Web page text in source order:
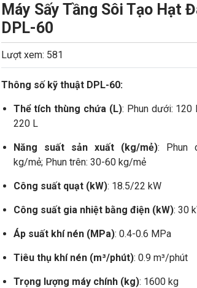
Máy Sấy Tầng Sôi Tạo Hạt
DPL-60
Lượt xem: 581
Thông số kỹ thuật DPL-60:
Thể tích thùng chứa (L): Phun dưới: 120
220 L
Năng suất sản xuất (kg/mẻ): Phun
kg/mẻ; Phun trên: 30-60 kg/mẻ
Công suất quạt (kW): 18.5/22 kW
Công suất gia nhiệt bằng điện (kW): 30
Áp suất khí nén (MPa): 0.4-0.6 MPa
Tiêu thụ khí nén (m³/phút): 0.9 m³/phút
Trọng lượng máy chính (kg): 1600 kg